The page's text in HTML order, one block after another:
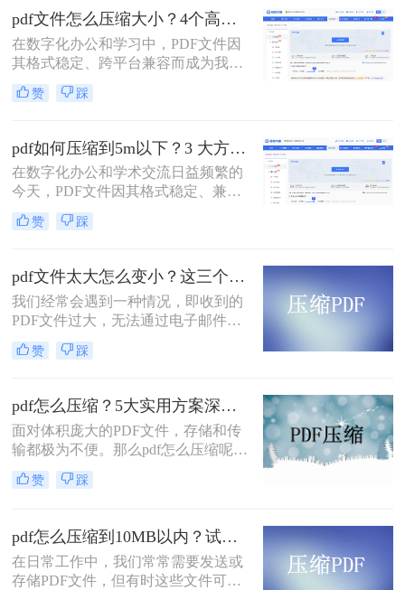
下载耗时、设备存储空间告急。pdf压
缩文件怎么压缩最小，成为许多人迫
切需要的技能。
pdf文件怎么压缩大小？4个高效传输与存储方法详解！
在数字化办公和学习中，PDF文件因
其格式稳定、跨平台兼容而成为我们
日常交流的首选格式。然而，过大的
PDF文件——无论是包含大量高分辨
书，还是设计精美的产品手册——都
会给邮件发送、云端存储和即时传输
带来诸多不便。幸运的是，通过一系
列高效的方法，我们可以显著减小
PDF文件的体积，而无需牺牲过多的
可读性。那么pdf文件怎么压缩大小
法，从在线工具到专业软件，从自动
优化到手动精调，助您轻松驾驭PDF
文件大小。
赞 踩
pdf如何压缩到5m以下？3 大方法手把手教，轻松过平台限制！
在数字化办公和学术交流日益频繁的
今天，PDF文件因其格式稳定、兼容
性强而成为我们传递信息的主要载
体。然而，一个棘手的问题常常困扰
电子邮件发送简历、在学术平台提交
论文，还是在微信等即时通讯工具中
分享资料，平台往往对附件大小有严
格限制，最常见的门槛就是5MB。一
个几十兆甚至上百兆的PDF文件，不
仅传输耗时，还可能直接导致发送失
赞 踩
pdf文件太大怎么变小？这三个方法都可以缩小！
我们经常会遇到一种情况，即收到的
PDF文件过大，无法通过电子邮件或
其他方式进行传输。那么，pdf文件太
大怎么变小呢？在本文中，我们将向
压缩PDF文件并减小文件大小。
赞 踩
pdf怎么压缩？5大实用方案深度解析！
面对体积庞大的PDF文件，存储和传
输都极为不便。那么pdf怎么压缩呢？
本文将详解5种主流压缩方案，从原
理到实操，助您轻松掌握PDF瘦身技
赞 踩
pdf怎么压缩到10MB以内？试试这4个压缩方法！
在日常工作中，我们常常需要发送或
存储PDF文件，但有时这些文件可能